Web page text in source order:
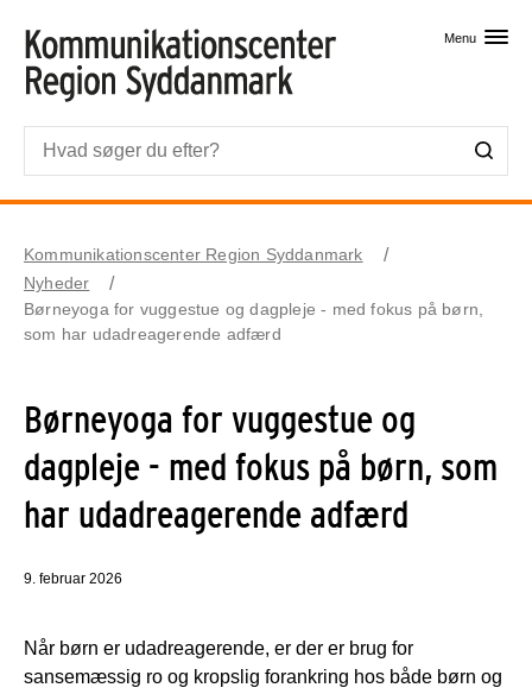
Menu
Kommunikationscenter Region Syddanmark
Nyheder
Børneyoga for vuggestue og dagpleje - med fokus på børn,
som har udadreagerende adfærd
Børneyoga for vuggestue og
dagpleje - med fokus på børn, som
har udadreagerende adfærd
9. februar 2026
Når børn er udadreagerende, er der er brug for
sansemæssig ro og kropslig forankring hos både børn og